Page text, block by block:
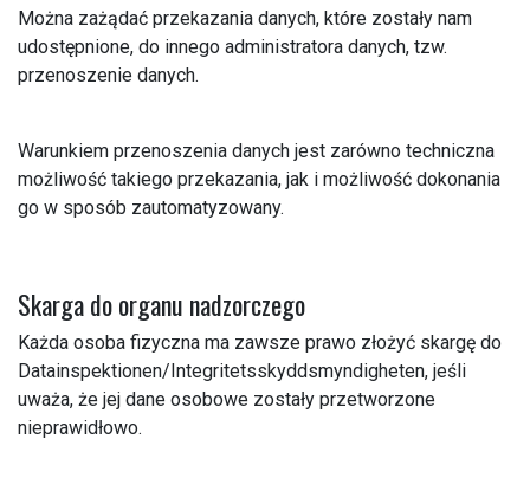
Można zażądać przekazania danych, które zostały nam
udostępnione, do innego administratora danych, tzw.
przenoszenie danych.
Warunkiem przenoszenia danych jest zarówno techniczna
możliwość takiego przekazania, jak i możliwość dokonania
go w sposób zautomatyzowany.
Skarga do organu nadzorczego
Każda osoba fizyczna ma zawsze prawo złożyć skargę do
Datainspektionen/Integritetsskyddsmyndigheten, jeśli
uważa, że jej dane osobowe zostały przetworzone
nieprawidłowo.